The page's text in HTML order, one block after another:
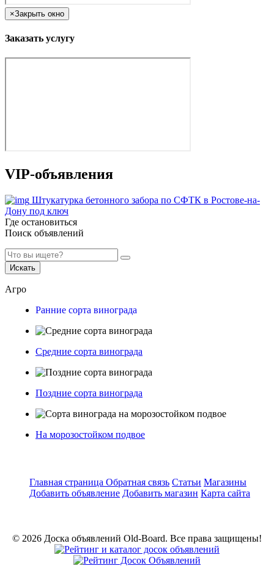
×Закрыть окно
Заказать услугу
VIP-объявления
Штукатурка бетонного забора по СФТК в Ростове-на-
Дону под ключ
Где остановиться
Поиск объявлений
Искать
Агро
Ранние сорта винограда
Средние сорта винограда
Поздние сорта винограда
На морозостойком подвое
Главная страница Обратная связь Статьи Магазины
Добавить объявление Добавить магазин Карта сайта
© 2026 Доска объявлений Old-Board. Все права защищены!